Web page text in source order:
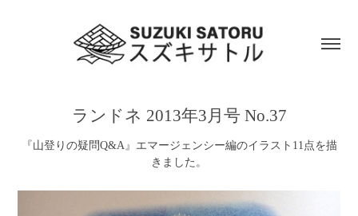
ランドネ 2013年3月号 No.37
『山登りの疑問Q&A』エマージェンシー編のイラスト11点を描
きました。